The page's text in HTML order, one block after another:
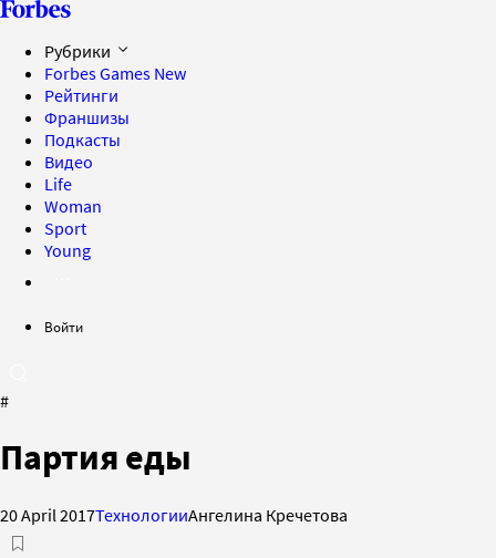
Рубрики
Forbes Games New
Рейтинги
Франшизы
Подкасты
Видео
Life
Woman
Sport
Young
Войти
#
Партия еды
20 April 2017ТехнологииАнгелина Кречетова